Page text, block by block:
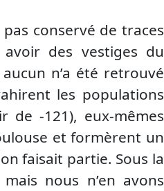
conservé de traces
des vestiges du
n’a été retrouvé
les populations
de -121), eux-mêmes
et formèrent un
faisait partie. Sous la
nous n’en avons